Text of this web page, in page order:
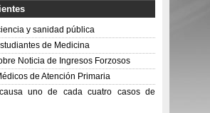
y sanidad pública
de Medicina
Noticia de Ingresos Forzosos
de Atención Primaria
uno de cada cuatro casos de